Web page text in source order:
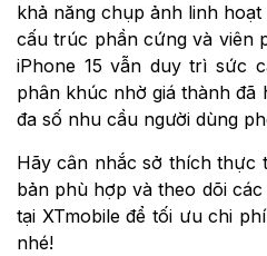
khả năng chụp ảnh linh
cấu trúc phần cứng và viên
iPhone 15 vẫn duy trì sức
phân khúc nhờ giá thành
đa số nhu cầu người dùng
Hãy cân nhắc sở thích thực
bản phù hợp và theo dõi
tại XTmobile để tối ưu chi
nhé!